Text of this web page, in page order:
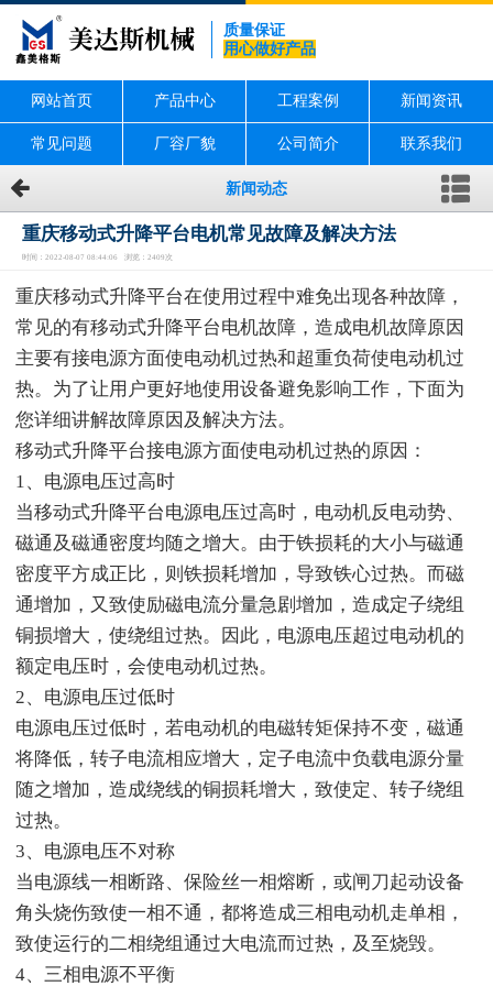
质量保证
用心做好产品
网站首页 产品中心 工程案例 新闻资讯
常见问题 厂容厂貌 公司简介 联系我们
新闻动态
重庆移动式升降平台电机常见故障及解决方法
时间：2022-08-07 08:44:06 浏览：2409次
重庆移动式升降平台在使用过程中难免出现各种故障，
常见的有移动式升降平台电机故障，造成电机故障原因
主要有接电源方面使电动机过热和超重负荷使电动机过
热。为了让用户更好地使用设备避免影响工作，下面为
您详细讲解故障原因及解决方法。
移动式升降平台接电源方面使电动机过热的原因：
1、电源电压过高时
当移动式升降平台电源电压过高时，电动机反电动势、
磁通及磁通密度均随之增大。由于铁损耗的大小与磁通
密度平方成正比，则铁损耗增加，导致铁心过热。而磁
通增加，又致使励磁电流分量急剧增加，造成定子绕组
铜损增大，使绕组过热。因此，电源电压超过电动机的
额定电压时，会使电动机过热。
2、电源电压过低时
电源电压过低时，若电动机的电磁转矩保持不变，磁通
将降低，转子电流相应增大，定子电流中负载电源分量
随之增加，造成绕线的铜损耗增大，致使定、转子绕组
过热。
3、电源电压不对称
当电源线一相断路、保险丝一相熔断，或闸刀起动设备
角头烧伤致使一相不通，都将造成三相电动机走单相，
致使运行的二相绕组通过大电流而过热，及至烧毁。
4、三相电源不平衡